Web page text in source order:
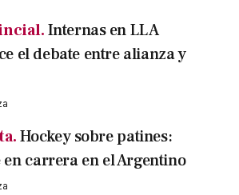
Internas en LLA
el debate entre alianza y
Hockey sobre patines:
en carrera en el Argentino